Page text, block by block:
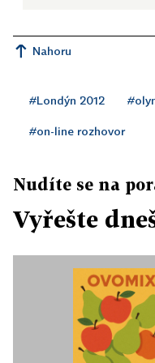
Nahoru
#Londýn 2012
#on-line rozhovor
Nudíte se na
Vyřešte